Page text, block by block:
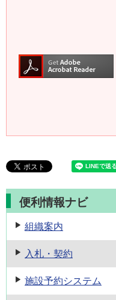
便利情報ナビ
組織案内
入札・契約
施設予約システム